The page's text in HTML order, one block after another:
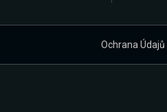
Ochrana Údajů